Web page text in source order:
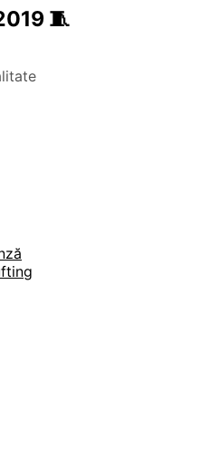
🧵